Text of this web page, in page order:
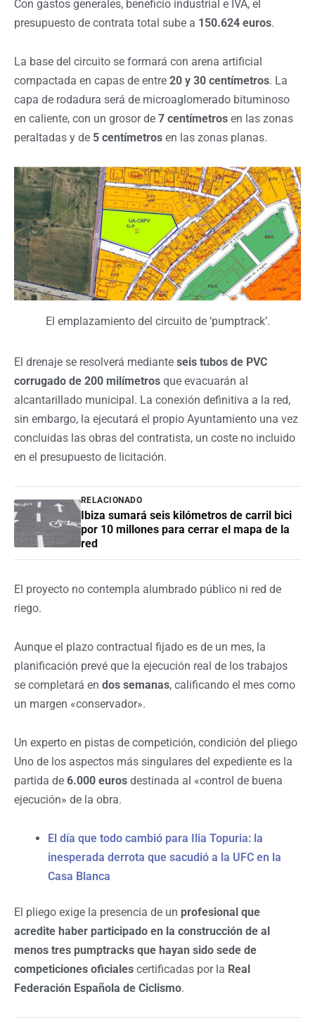
Con gastos generales, beneficio industrial e IVA, el
presupuesto de contrata total sube a 150.624 euros.
La base del circuito se formará con arena artificial
compactada en capas de entre 20 y 30 centímetros. La
capa de rodadura será de microaglomerado bituminoso
en caliente, con un grosor de 7 centímetros en las zonas
peraltadas y de 5 centímetros en las zonas planas.
El emplazamiento del circuito de ‘pumptrack’.
El drenaje se resolverá mediante seis tubos de PVC
corrugado de 200 milímetros que evacuarán al
alcantarillado municipal. La conexión definitiva a la red,
sin embargo, la ejecutará el propio Ayuntamiento una vez
concluidas las obras del contratista, un coste no incluido
en el presupuesto de licitación.
RELACIONADO
Ibiza sumará seis kilómetros de carril bici
por 10 millones para cerrar el mapa de la
red
El proyecto no contempla alumbrado público ni red de
riego.
Aunque el plazo contractual fijado es de un mes, la
planificación prevé que la ejecución real de los trabajos
se completará en dos semanas, calificando el mes como
un margen «conservador».
Un experto en pistas de competición, condición del pliego
Uno de los aspectos más singulares del expediente es la
partida de 6.000 euros destinada al «control de buena
ejecución» de la obra.
El día que todo cambió para Ilia Topuria: la
inesperada derrota que sacudió a la UFC en la
Casa Blanca
El pliego exige la presencia de un profesional que
acredite haber participado en la construcción de al
menos tres pumptracks que hayan sido sede de
competiciones oficiales certificadas por la Real
Federación Española de Ciclismo.